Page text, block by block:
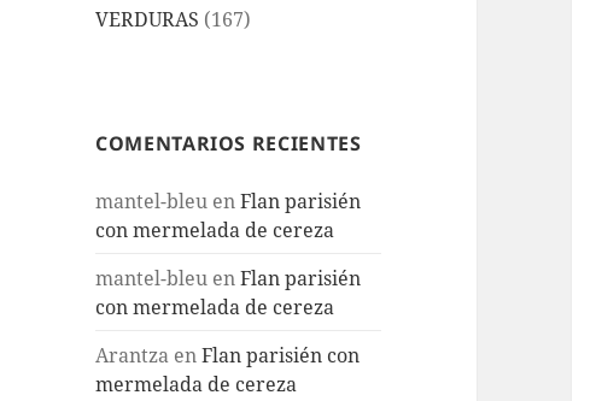
VERDURAS (167)
COMENTARIOS RECIENTES
mantel-bleu enFlan parisién
con mermelada de cereza
mantel-bleu enFlan parisién
con mermelada de cereza
Arantza enFlan parisién con
mermelada de cereza